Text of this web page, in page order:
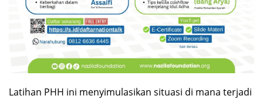
Latihan PHH ini menyimulasikan situasi di mana terjadi